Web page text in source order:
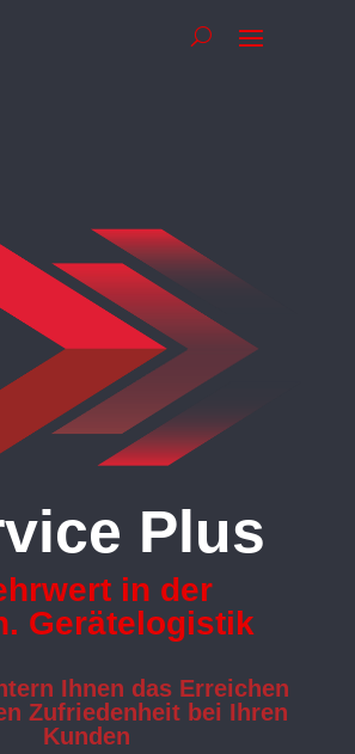
Plus
in der
Gerätelogistik
Ihnen das Erreichen
Zufriedenheit bei Ihren
Kunden